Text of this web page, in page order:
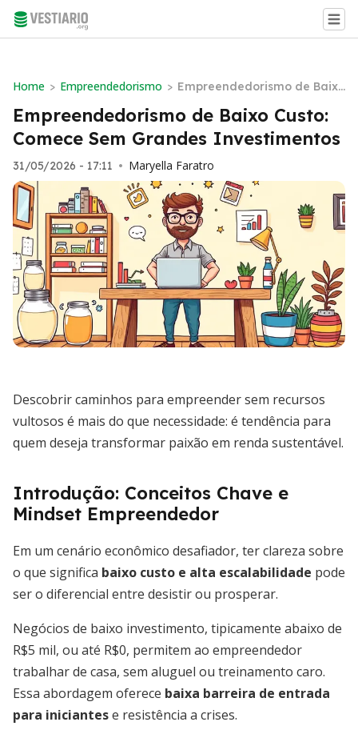
Home > Empreendedorismo > Empreendedorismo de Baixo
Custo: Comece Sem Grandes
Investimentos
Empreendedorismo de Baixo Custo:
Comece Sem Grandes Investimentos
31/05/2026 - 17:11 • Maryella Faratro
Descobrir caminhos para empreender sem recursos
vultosos é mais do que necessidade: é tendência para
quem deseja transformar paixão em renda sustentável.
Introdução: Conceitos Chave e
Mindset Empreendedor
Em um cenário econômico desafiador, ter clareza sobre
o que significa baixo custo e alta escalabilidade pode
ser o diferencial entre desistir ou prosperar.
Negócios de baixo investimento, tipicamente abaixo de
R$5 mil, ou até R$0, permitem ao empreendedor
trabalhar de casa, sem aluguel ou treinamento caro.
Essa abordagem oferece baixa barreira de entrada
para iniciantese resistência a crises.